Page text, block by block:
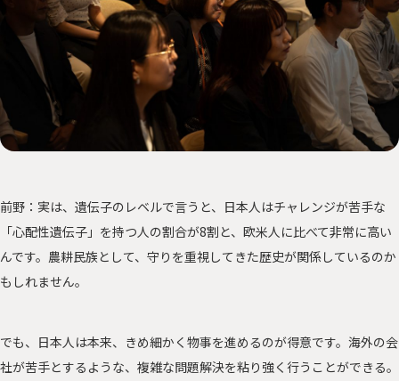
前野：実は、遺伝子のレベルで言うと、日本人はチャレンジが苦手な
「心配性遺伝子」を持つ人の割合が8割と、欧米人に比べて非常に高い
んです。農耕民族として、守りを重視してきた歴史が関係しているのか
もしれません。
でも、日本人は本来、きめ細かく物事を進めるのが得意です。海外の会
社が苦手とするような、複雑な問題解決を粘り強く行うことができる。